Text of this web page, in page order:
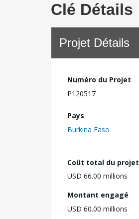
Clé Détails
Projet Détails
Numéro du Projet
P120517
Pays
Burkina Faso
Coût total du projet
USD 66.00 millions
Montant engagé
USD 60.00 millions